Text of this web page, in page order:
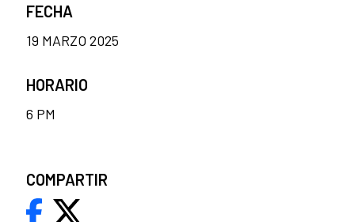
FECHA
19 MARZO 2025
HORARIO
6 PM
COMPARTIR